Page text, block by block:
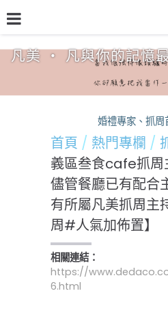
凡美 ‧ 凡與你的記憶
熱門專欄 熱
婚禮專家、抓周
首頁 熱門專欄
義區叁食cafe抓周
儘管餐廳已有配合
有所屬凡美抓周主
周#人氣加佈置】
相關連結：
https://
6.html